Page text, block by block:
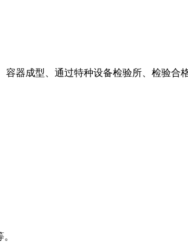
器成型、通过特种设备检验所、检验合